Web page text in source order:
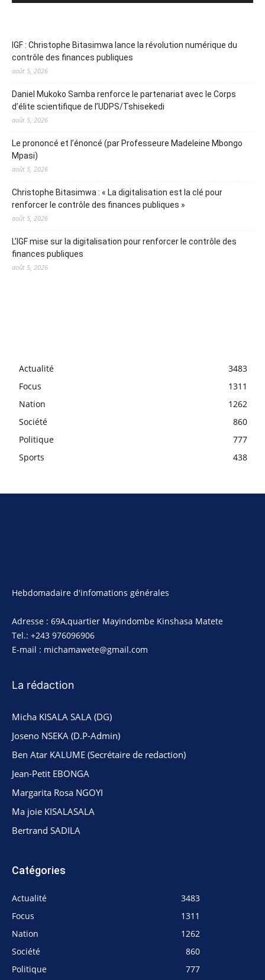
IGF : Christophe Bitasimwa lance la révolution numérique du
contrôle des finances publiques
août 5, 2026
Daniel Mukoko Samba renforce le partenariat avec le Corps
d’élite scientifique de l’UDPS/Tshisekedi
août 5, 2026
Le prononcé et l’énoncé (par Professeure Madeleine Mbongo
Mpasi)
août 5, 2026
Christophe Bitasimwa : « La digitalisation est la clé pour
renforcer le contrôle des finances publiques »
août 5, 2026
L’IGF mise sur la digitalisation pour renforcer le contrôle des
finances publiques
août 5, 2026
Actualité
3483
Focus
1311
Nation
1262
Société
860
Politique
777
Sports
438
Hebdomadaire d'infomations générales
Adresse : 69A,quartier Mayindombe Kinshasa Matete
Tel.: +243 976096906
E-mail : michamawete@gmail.com
La rédaction
Micha KISALA SALA (DG)
Joseno NSEKA (D.P-Admin)
Ben Atar KALUME (Secrétaire de redaction)
Jean-Petit EBONGA
Margarita Rosa NGOYI
Ma joie KISALASALA
Bertrand SADILA
Catégories
Actualité
3483
Focus
1311
Nation
1262
Société
860
Politique
777